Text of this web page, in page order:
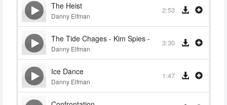
The Heist
Danny Elfman
2:53
The Tide Chages - Kim Spies - Edward's Rage
Danny Elfman
3:30
Ice Dance
Danny Elfman
1:47